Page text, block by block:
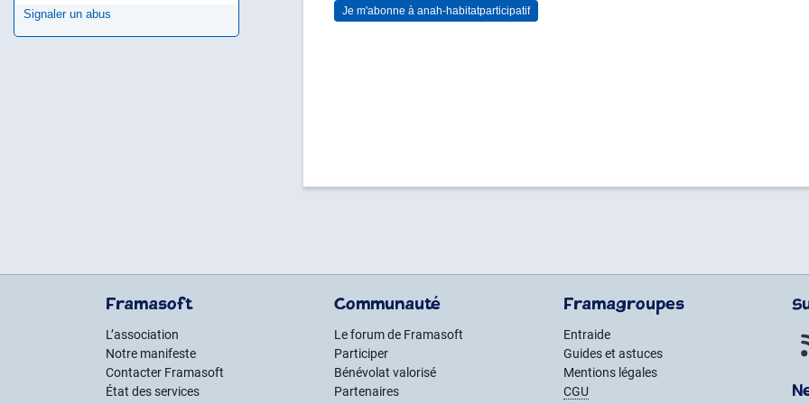
Signaler un abus
Framasoft
L’association
Notre manifeste
Contacter Framasoft
État des services
Communauté
Le forum de Framasoft
Participer
Bénévolat valorisé
Partenaires
Framagroupes
Entraide
Guides et astuces
Mentions légales
CGU